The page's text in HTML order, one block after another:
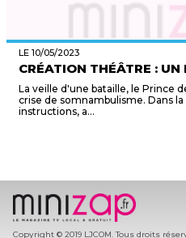
LE 10/05/2023
CRÉATION THÉÂTRE : UN
La veille d'une bataille, le Prince
crise de somnambulisme. Dans
instructions, a...
Copyright © 2019 LJCOM. Tous droits